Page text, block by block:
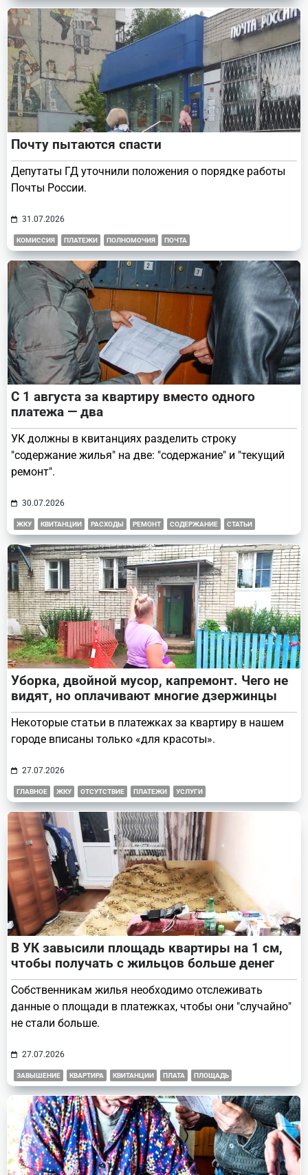
Почту пытаются спасти
Депутаты ГД уточнили положения о порядке работы
Почты России.
31.07.2026
КОМИССИЯ ПЛАТЕЖИ ПОЛНОМОЧИЯ ПОЧТА
С 1 августа за квартиру вместо одного
платежа — два
УК должны в квитанциях разделить строку
"содержание жилья" на две: "содержание" и "текущий
ремонт".
30.07.2026
ЖКУ КВИТАНЦИИ РАСХОДЫ РЕМОНТ СОДЕРЖАНИЕ СТАТЬИ
Уборка, двойной мусор, капремонт. Чего не
видят, но оплачивают многие дзержинцы
Некоторые статьи в платежках за квартиру в нашем
городе вписаны только «для красоты».
27.07.2026
ГЛАВНОЕ ЖКУ ОТСУТСТВИЕ ПЛАТЕЖИ УСЛУГИ
В УК завысили площадь квартиры на 1 см,
чтобы получать с жильцов больше денег
Собственникам жилья необходимо отслеживать
данные о площади в платежках, чтобы они "случайно"
не стали больше.
27.07.2026
ЗАВЫШЕНИЕ КВАРТИРА КВИТАНЦИИ ПЛАТА ПЛОЩАДЬ